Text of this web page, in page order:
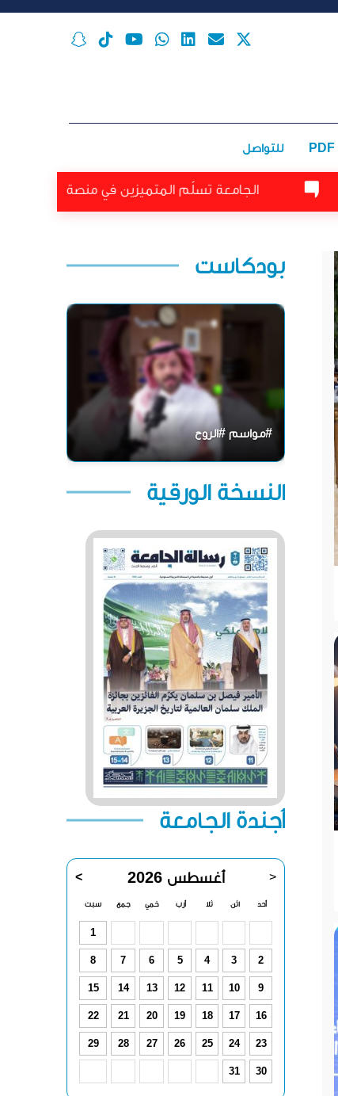
للتواصل
الجامعة تسلّم المتميزين في منصة طوّر جامعتك شهادات
بودكاست
#مواسم #الروح
النسخة الورقية
أجندة الجامعة
< أغسطس 2026 >
أحد اثن ثلا أرب خمي جمع سبت
1
2
3
4
5
6
7
8
9
10
11
12
13
14
15
16
17
18
19
20
21
22
23
24
25
26
27
28
29
30
31